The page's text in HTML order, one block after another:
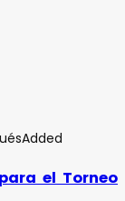
Added
el Torneo